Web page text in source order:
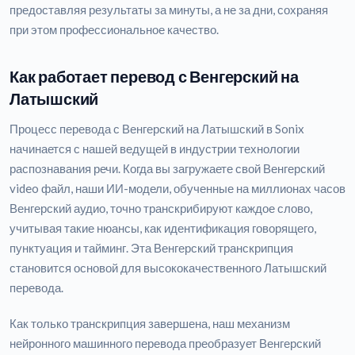
предоставляя результаты за минуты, а не за дни, сохраняя
при этом профессиональное качество.
Как работает перевод с Венгерский на
Латышский
Процесс перевода с Венгерский на Латышский в Sonix
начинается с нашей ведущей в индустрии технологии
распознавания речи. Когда вы загружаете свой Венгерский
video файл, наши ИИ-модели, обученные на миллионах часов
Венгерский аудио, точно транскрибируют каждое слово,
учитывая такие нюансы, как идентификация говорящего,
пунктуация и тайминг. Эта Венгерский транскрипция
становится основой для высококачественного Латышский
перевода.
Как только транскрипция завершена, наш механизм
нейронного машинного перевода преобразует Венгерский